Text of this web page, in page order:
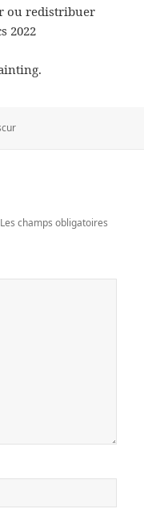
ou redistribuer
2022
Les champs obligatoires